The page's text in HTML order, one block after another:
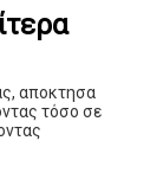
αποκτησα
τόσο σε